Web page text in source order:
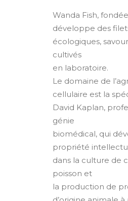
Wanda Fish,
développe des
écologiques,
cultivés
en laboratoire.
Le domaine de
cellulaire est la
David Kaplan,
génie
biomédical, qui
propriété
dans la culture de
poisson et
la production de